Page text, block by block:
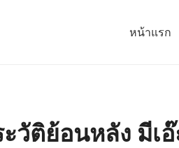
หน้าแรก
วัติย้อนหลัง มีเ